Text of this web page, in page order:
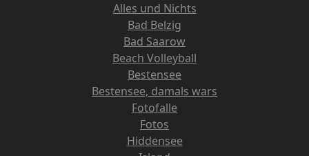
Alles und Nichts
Bad Belzig
Bad Saarow
Beach Volleyball
Bestensee
Bestensee, damals wars
Fotofalle
Fotos
Hiddensee